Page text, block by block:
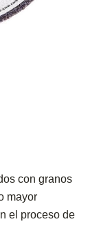
con granos
mayor
el proceso de